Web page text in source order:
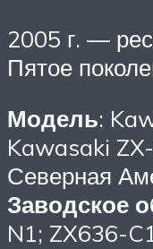
2005 г. —
Пятое
Модель:
Kawasaki
Северная
Заводское
N1; ZX636-